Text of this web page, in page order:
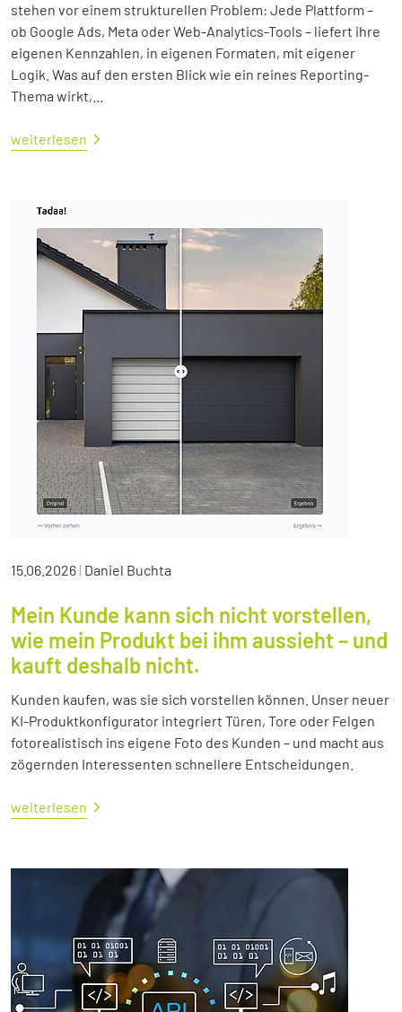
stehen vor einem strukturellen Problem: Jede Plattform –
ob Google Ads, Meta oder Web-Analytics-Tools – liefert ihre
eigenen Kennzahlen, in eigenen Formaten, mit eigener
Logik. Was auf den ersten Blick wie ein reines Reporting-
Thema wirkt,...
weiterlesen
15.06.2026| Daniel Buchta
Mein Kunde kann sich nicht vorstellen,
wie mein Produkt bei ihm aussieht – und
kauft deshalb nicht.
Kunden kaufen, was sie sich vorstellen können. Unser neuer
KI-Produktkonfigurator integriert Türen, Tore oder Felgen
fotorealistisch ins eigene Foto des Kunden – und macht aus
zögernden Interessenten schnellere Entscheidungen.
weiterlesen